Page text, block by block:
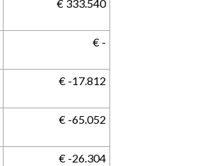
€ 333.540
€ -
€ -17.812
€ -65.052
€ -26.304